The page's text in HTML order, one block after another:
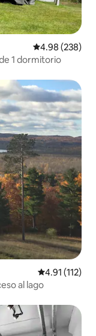
Calificación
4.98 (238)
1 dormitorio
Calificación
4.91 (112)
al lago